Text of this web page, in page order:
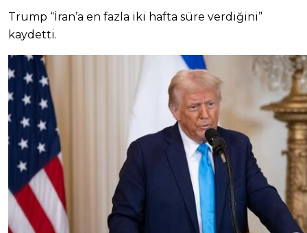
Trump “İran’a en fazla iki hafta süre verdiğini”
kaydetti.